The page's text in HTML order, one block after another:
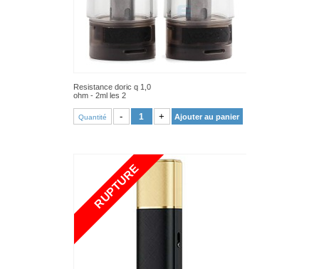
Resistance doric q 1,0
ohm - 2ml les 2
Quantité - + Ajouter au panier
RUPTURE